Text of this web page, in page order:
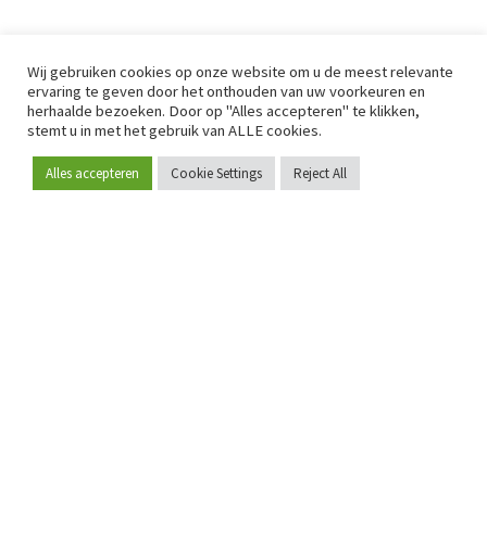
Word lid
Wij gebruiken cookies op onze website om u de meest relevante
ervaring te geven door het onthouden van uw voorkeuren en
herhaalde bezoeken. Door op "Alles accepteren" te klikken,
stemt u in met het gebruik van ALLE cookies.
Alles accepteren Cookie Settings Reject All